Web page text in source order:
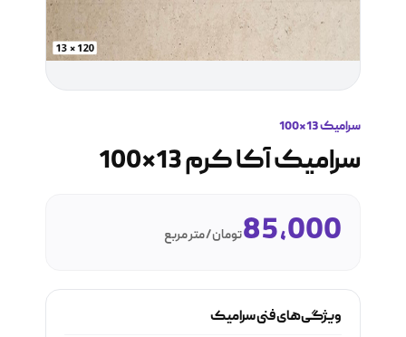
سرامیک 13*100
سرامیک آکا کرم 13*100
85,000تومان / متر مربع
ویژگی‌های فنی سرامیک